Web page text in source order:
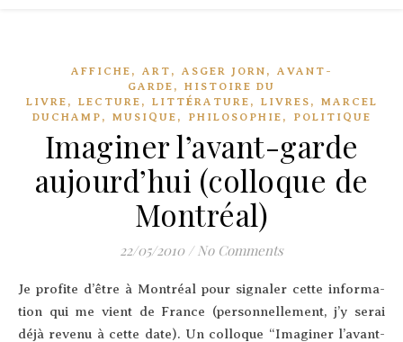
AFFICHE , ART , ASGER JORN ,
AVANT-
GARDE , HISTOIRE DU
LIVRE , LECTURE , LITTÉRATURE , LIVRES ,
MARCEL
DUCHAMP , MUSIQUE , PHILOSOPHIE , POLITIQUE
Imaginer l’avant-garde
aujourd’hui (colloque de
Montréal)
22/05/2010 / No Comments
Je pro­fite d’être à Mont­réal pour signa­ler cette infor­ma­
tion qui me vient de France (per­son­nel­le­ment, j’y serai
déjà reve­nu à cette date). Un col­loque “Ima­gi­ner l’a­vant-